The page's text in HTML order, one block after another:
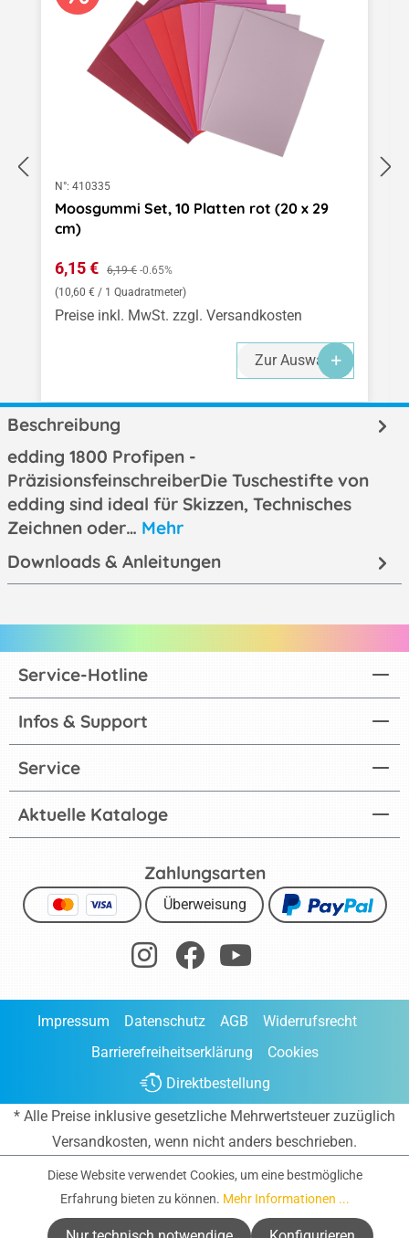
N°: 410335
Moosgummi Set, 10 Platten rot (20 x 29
cm)
Verkaufspreis:
6,15 € Regulärer Preis:
6,19 € -0.65%
(10,60 € / 1 Quadratmeter)
Preise inkl. MwSt. zzgl. Versandkosten
Zur Auswahl
Beschreibung
edding 1800 Profipen -
PräzisionsfeinschreiberDie Tuschestifte von
edding sind ideal für Skizzen, Technisches
Zeichnen oder… Mehr
Downloads & Anleitungen
Aktuelle Kataloge
Service-Hotline
Infos & Support
Service
Zahlungsarten
Überweisung
Impressum Datenschutz AGB
Widerrufsrecht
Barrierefreiheitserklärung
Cookies
Direktbestellung
* Alle Preise inklusive gesetzliche Mehrwertsteuer zuzüglich
Versandkosten, wenn nicht anders beschrieben.
Diese Website verwendet Cookies, um eine bestmögliche
Erfahrung bieten zu können. Mehr Informationen ...